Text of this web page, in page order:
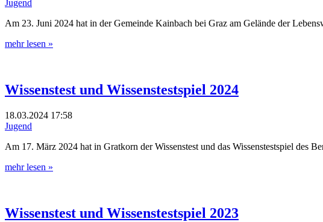
Jugend
Am 23. Juni 2024 hat in der Gemeinde Kainbach bei Graz am Gelände der
mehr lesen »
Wissenstest und Wissenstestspiel 2024
18.03.2024 17:58
Jugend
Am 17. März 2024 hat in Gratkorn der Wissenstest und das Wissenstestspiel des
mehr lesen »
Wissenstest und Wissenstestspiel 2023